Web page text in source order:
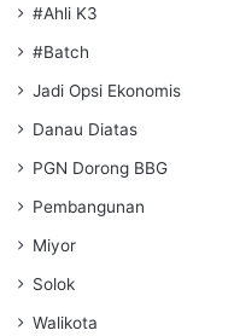
#Ahli K3
#Batch
Jadi Opsi Ekonomis
Danau Diatas
PGN Dorong BBG
Pembangunan
Miyor
Solok
Walikota